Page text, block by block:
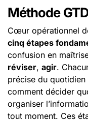
Méthode GTD
Cœur opérationnel
cinq étapes
confusion en
réviser, agir.
précise du
comment décider
organiser
tout moment. Ces